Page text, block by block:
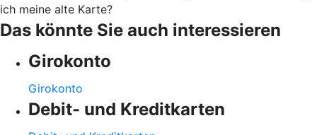
ich meine alte Karte?
Das könnte Sie auch interessieren
Girokonto
Girokonto
Debit- und Kreditkarten